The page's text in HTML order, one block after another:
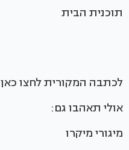
תוכנית הבית
לכתבה המקורית לחצו כאן
אולי תאהבו גם:
מיגורי מיקרו